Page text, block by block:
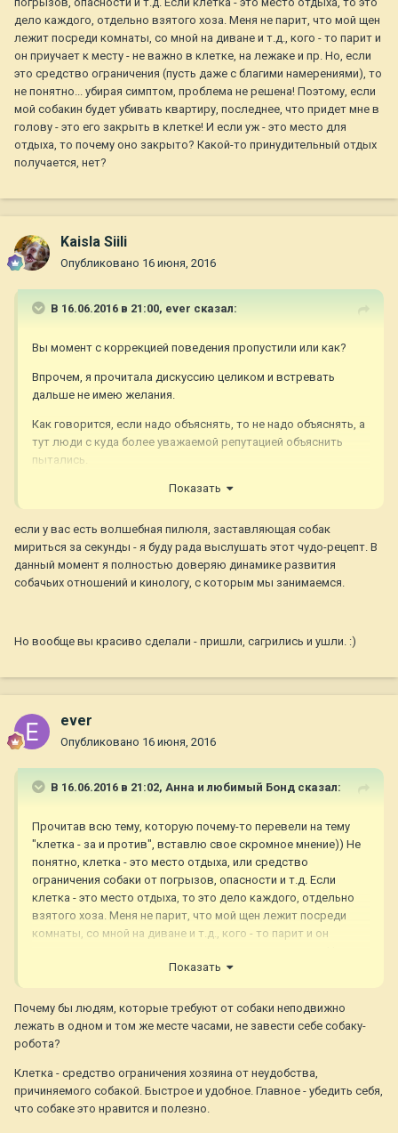
дело каждого, отдельно взятого хоза. Меня не парит, что мой щен
лежит посреди комнаты, со мной на диване и т.д., кого - то парит и
он приучает к месту - не важно в клетке, на лежаке и пр. Но, если
это средство ограничения (пусть даже с благими намерениями), то
не понятно... убирая симптом, проблема не решена! Поэтому, если
мой собакин будет убивать квартиру, последнее, что придет мне в
голову - это его закрыть в клетке! И если уж - это место для
отдыха, то почему оно закрыто? Какой-то принудительный отдых
получается, нет?
Kaisla Siili
Опубликовано 16 июня, 2016
В 16.06.2016 в 21:00, ever сказал:
Вы момент с коррекцией поведения пропустили или как?
Впрочем, я прочитала дискуссию целиком и встревать
дальше не имею желания.
Как говорится, если надо объяснять, то не надо объяснять, а
тут люди с куда более уважаемой репутацией объяснить
пытались.
Делайте со своей собакой что хотите и как хотите.
невинным "ой, я знаю тех, кто не держит собак в клетках, так
у них собаки жирные, неухоженные, невоспитанные". Дядька
в Киеве передает привет бузине в огороде.
Показать
если у вас есть волшебная пилюля, заставляющая собак
мириться за секунды - я буду рада выслушать этот чудо-рецепт. В
данный момент я полностью доверяю динамике развития
собачьих отношений и кинологу, с которым мы занимаемся.
Но вообще вы красиво сделали - пришли, сагрились и ушли. :)
ever
Опубликовано 16 июня, 2016
В 16.06.2016 в 21:02, Анна и любимый Бонд сказал:
Прочитав всю тему, которую почему-то перевели на тему
"клетка - за и против", вставлю свое скромное мнение)) Не
понятно, клетка - это место отдыха, или средство
ограничения собаки от погрызов, опасности и т.д. Если
клетка - это место отдыха, то это дело каждого, отдельно
взятого хоза. Меня не парит, что мой щен лежит посреди
комнаты, со мной на диване и т.д., кого - то парит и он
если это средство ограничения (пусть даже с благими
решена! Поэтому, если мой собакин будет убивать
квартиру, последнее, что придет мне в голову - это его
закрыть в клетке! И если уж - это место для отдыха, то
получается, нет?
Показать
Почему бы людям, которые требуют от собаки неподвижно
лежать в одном и том же месте часами, не завести себе собаку-
робота?
Клетка - средство ограничения хозяина от неудобства,
причиняемого собакой. Быстрое и удобное. Главное - убедить себя,
что собаке это нравится и полезно.